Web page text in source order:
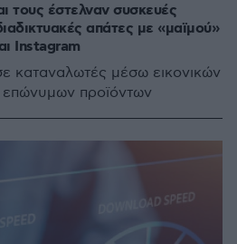
τους έστελναν συσκευές
απάτες με «μαϊμού»
Instagram
καταναλωτές μέσω εικονικών
προϊόντων